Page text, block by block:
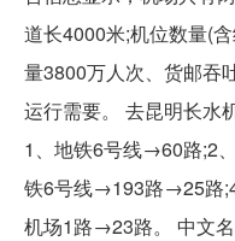
道长4000米;机位数量(
量3800万人次、货邮吞
运行需要。 去昆明长水
1、地铁6号线→60路;2
铁6号线→193路→25路
机场1路→23路。 中文